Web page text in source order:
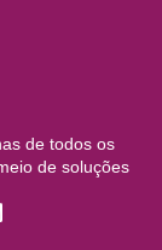
de todos os
de soluções